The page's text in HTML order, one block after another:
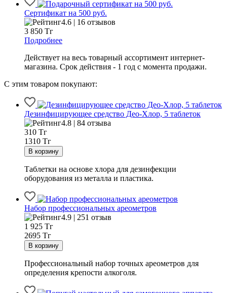
Сертификат на 500 руб.
4.6 | 16 отзывов
3 850 Тг
Подробнее
Действует на весь товарный ассортимент интернет-
магазина. Срок действия - 1 год с момента продажи.
С этим товаром покупают:
Дезинфицирующее средство Део-Хлор, 5 таблеток
4.8 | 84 отзыва
310 Тг
1310 Тг
Таблетки на основе хлора для дезинфекции
оборудования из металла и пластика.
Набор профессиональных ареометров
4.9 | 251 отзыв
1 925 Тг
2695 Тг
Профессиональный набор точных ареометров для
определения крепости алкоголя.